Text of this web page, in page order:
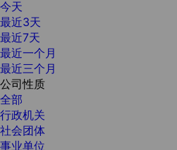
今天
最近3天
最近7天
最近一个月
最近三个月
公司性质
全部
行政机关
社会团体
事业单位